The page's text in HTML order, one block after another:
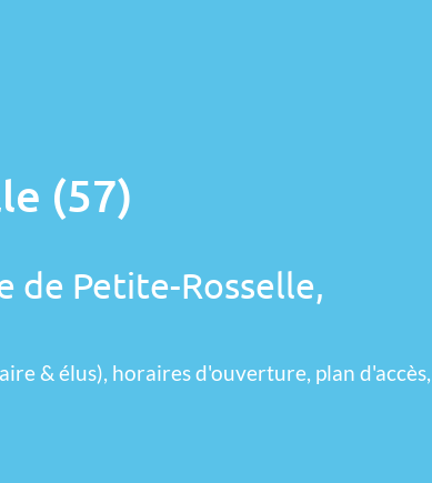
(57)
de Petite-Rosselle,
& élus), horaires d'ouverture, plan d'accès,